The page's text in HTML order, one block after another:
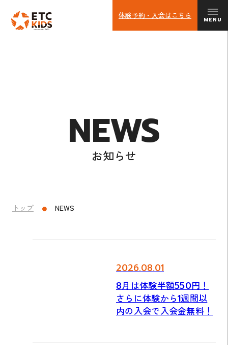
進級システム
ETC KIDS 養成クラス
体験予約・入会はこちら
NEWS
お知らせ
トップ ● NEWS
2026.08.01
8月は体験半額550円！
さらに体験から1週間以
内の入会で入会金無料！